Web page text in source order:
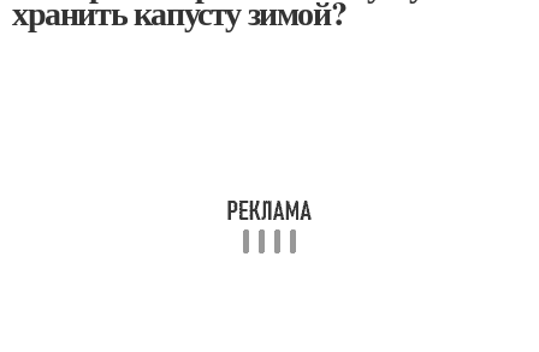
хранить капусту зимой?